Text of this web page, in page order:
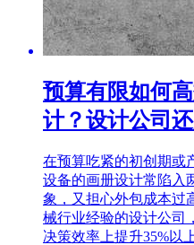
预算有限如何
计？设计公司
在预算吃紧的初创期或
设备的画册设计常陷入
象，又担心外包成本过
械行业经验的设计公司
决策效率上提升35%以